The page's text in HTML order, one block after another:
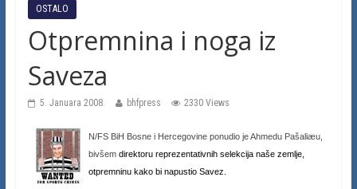
OSTALO
Otpremnina i noga iz
Saveza
5. Januara 2008. bhfpress 2330 Views
N/FS BiH Bosne i Hercegovine ponudio je Ahmedu Pašaliæu,
bivšem direktoru reprezentativnih selekcija naše zemlje,
otpremninu kako bi napustio Savez.